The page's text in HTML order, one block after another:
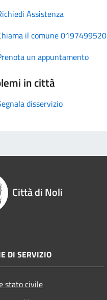
Assistenza
il comune 0197499520
un appuntamento
in città
disservizio
Città di Noli
DI SERVIZIO
stato civile